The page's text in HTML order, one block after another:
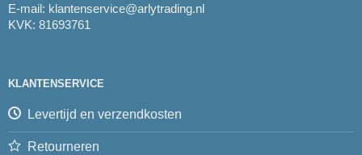
E-mail: klantenservice@arlytrading.nl
KVK: 81693761
KLANTENSERVICE
Levertijd en verzendkosten
Retourneren